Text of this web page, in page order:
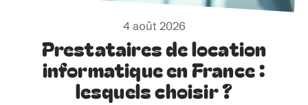
4 août 2026
Prestataires de location
informatique en France :
lesquels choisir ?